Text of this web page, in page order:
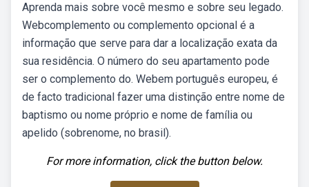
Aprenda mais sobre você mesmo e sobre seu legado.
Webcomplemento ou complemento opcional é a
informação que serve para dar a localização exata da
sua residência. O número do seu apartamento pode
ser o complemento do. Webem português europeu, é
de facto tradicional fazer uma distinção entre nome de
baptismo ou nome próprio e nome de família ou
apelido (sobrenome, no brasil).
For more information, click the button below.